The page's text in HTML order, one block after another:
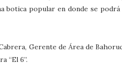
botica popular en donde se
Gerente de Área de
“El 6”.